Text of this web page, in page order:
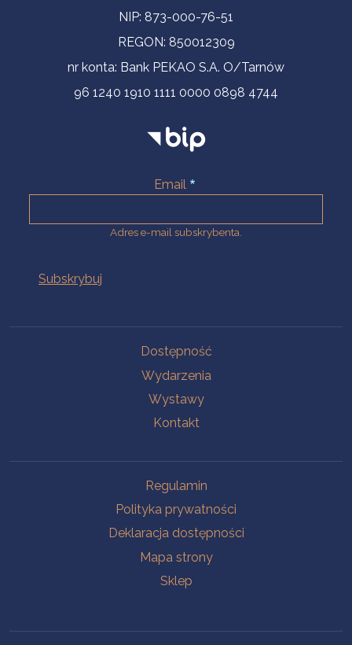
NIP: 873-000-76-51
REGON: 850012309
nr konta: Bank PEKAO S.A. O/Tarnów
96 1240 1910 1111 0000 0898 4744
Email
Adres e-mail subskrybenta.
Dostępność
Wydarzenia
Wystawy
Kontakt
Regulamin
Polityka prywatności
Deklaracja dostępności
Mapa strony
Sklep